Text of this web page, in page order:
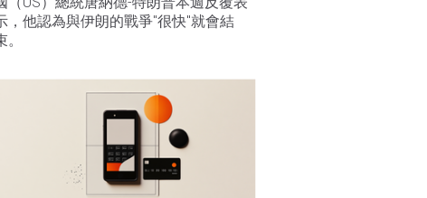
，他認為與伊朗的戰爭"很快"就會結
。